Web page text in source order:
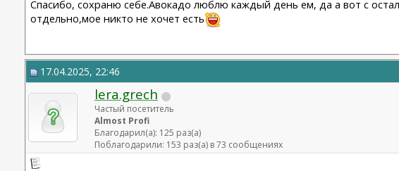
Спасибо, сохраню себе.Авокадо люблю каждый день ем, да а вот с
отдельно,мое никто не хочет есть
17.04.2025, 22:46
lera.grech
Частый посетитель
Almost Profi
Благодарил(а): 125 раз(а)
Поблагодарили: 153 раз(а) в 73 сообщениях